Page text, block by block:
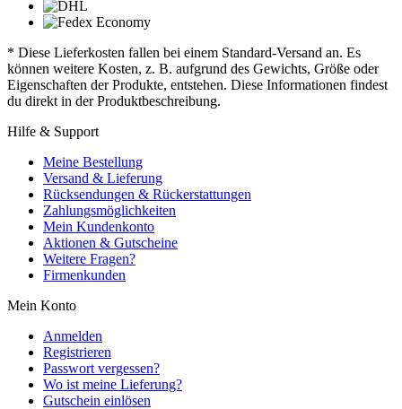
* Diese Lieferkosten fallen bei einem Standard-Versand an. Es
können weitere Kosten, z. B. aufgrund des Gewichts, Größe oder
Eigenschaften der Produkte, entstehen. Diese Informationen findest
du direkt in der Produktbeschreibung.
Hilfe & Support
Meine Bestellung
Versand & Lieferung
Rücksendungen & Rückerstattungen
Zahlungsmöglichkeiten
Mein Kundenkonto
Aktionen & Gutscheine
Weitere Fragen?
Firmenkunden
Mein Konto
Anmelden
Registrieren
Passwort vergessen?
Wo ist meine Lieferung?
Gutschein einlösen